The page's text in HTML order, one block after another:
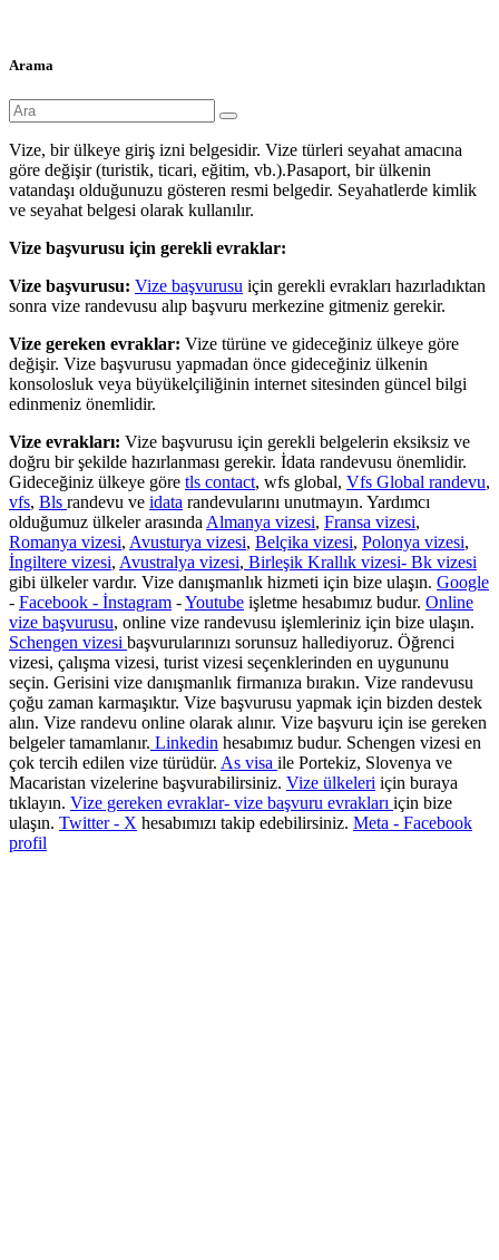
Arama
Vize, bir ülkeye giriş izni belgesidir. Vize türleri seyahat amacına
göre değişir (turistik, ticari, eğitim, vb.).Pasaport, bir ülkenin
vatandaşı olduğunuzu gösteren resmi belgedir. Seyahatlerde kimlik
ve seyahat belgesi olarak kullanılır.
Vize başvurusu için gerekli evraklar:
Vize başvurusu: Vize başvurusu için gerekli evrakları hazırladıktan
sonra vize randevusu alıp başvuru merkezine gitmeniz gerekir.
Vize gereken evraklar: Vize türüne ve gideceğiniz ülkeye göre
değişir. Vize başvurusu yapmadan önce gideceğiniz ülkenin
konsolosluk veya büyükelçiliğinin internet sitesinden güncel bilgi
edinmeniz önemlidir.
Vize evrakları: Vize başvurusu için gerekli belgelerin eksiksiz ve
doğru bir şekilde hazırlanması gerekir. İdata randevusu önemlidir.
Gideceğiniz ülkeye göre tls contact, wfs global, Vfs Global randevu,
vfs, Bls randevu ve idata randevularını unutmayın. Yardımcı
olduğumuz ülkeler arasında Almanya vizesi, Fransa vizesi,
Romanya vizesi, Avusturya vizesi, Belçika vizesi, Polonya vizesi,
İngiltere vizesi, Avustralya vizesi, Birleşik Krallık vizesi- Bk vizesi
gibi ülkeler vardır. Vize danışmanlık hizmeti için bize ulaşın. Google
- Facebook - İnstagram -Youtube işletme hesabımız budur. Online
vize başvurusu, online vize randevusu işlemleriniz için bize ulaşın.
Schengen vizesi başvurularınızı sorunsuz hallediyoruz. Öğrenci
vizesi, çalışma vizesi, turist vizesi seçenklerinden en uygununu
seçin. Gerisini vize danışmanlık firmanıza bırakın. Vize randevusu
çoğu zaman karmaşıktır. Vize başvurusu yapmak için bizden destek
alın. Vize randevu online olarak alınır. Vize başvuru için ise gereken
belgeler tamamlanır. Linkedin hesabımız budur. Schengen vizesi en
çok tercih edilen vize türüdür. As visa ile Portekiz, Slovenya ve
Macaristan vizelerine başvurabilirsiniz. Vize ülkeleri için buraya
tıklayın. Vize gereken evraklar- vize başvuru evrakları için bize
ulaşın. Twitter - X hesabımızı takip edebilirsiniz. Meta - Facebook
profil